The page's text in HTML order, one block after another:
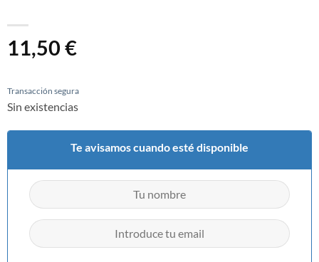
11,50 €
Transacción segura
Sin existencias
Te avisamos cuando esté disponible